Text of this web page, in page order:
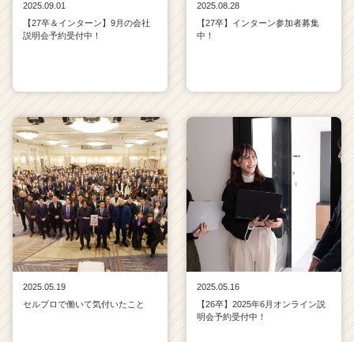
2025.09.01
【27卒＆インターン】9月の会社
説明会予約受付中！
2025.08.28
【27卒】インターン参加者募集
中！
2025.05.19
セルプロで働いて気付いたこと
2025.05.16
【26卒】2025年6月オンライン説
明会予約受付中！